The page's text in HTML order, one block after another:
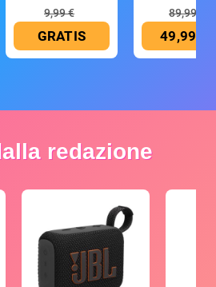
9,99 €
GRATIS
89,99 €
49,99 €
redazione